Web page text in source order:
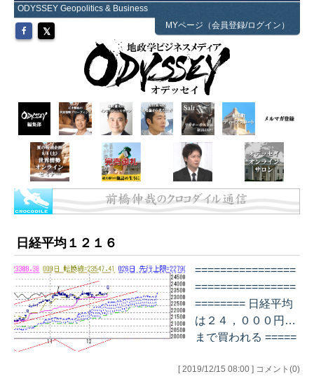
ODYSSEY Geopolitics & Business
MYページ（会員登録/ログイン）
日経平均１２１６
================
================
======== 日経平均
は２４，０００円台
まで買われる =====
================
[ 2019/12/15 08:00 ] コメント(0)